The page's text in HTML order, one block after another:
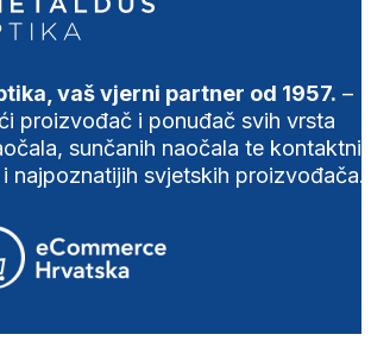
vaš vjerni partner od 1957. –
proizvođač i ponuđač svih vrsta
sunčanih naočala te
najpoznatijih svjetskih proizvođača.